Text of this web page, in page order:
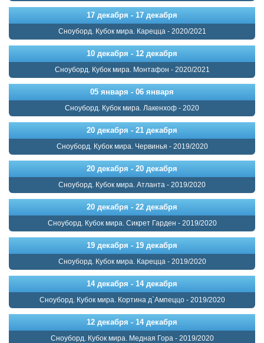
17 декабря - 17 декабря
Сноуборд. Кубок мира. Карецца - 2020/2021
10 декабря - 12 декабря
Сноуборд. Кубок мира. Монтафон - 2020/2021
05 января - 06 января
Сноуборд. Кубок мира. Лакенхоф - 2020
20 декабря - 21 декабря
Сноуборд. Кубок мира. Червинья - 2019/2020
20 декабря - 20 декабря
Сноуборд. Кубок мира. Атланта - 2019/2020
20 декабря - 22 декабря
Сноуборд. Кубок мира. Сикрет Гарден - 2019/2020
19 декабря - 19 декабря
Сноуборд. Кубок мира. Карецца - 2019/2020
14 декабря - 14 декабря
Сноуборд. Кубок мира. Кортина д`Ампеццо - 2019/2020
12 декабря - 14 декабря
Сноуборд. Кубок мира. Медная Гора - 2019/2020